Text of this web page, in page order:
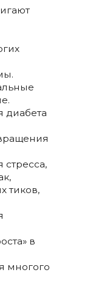
диабета
тиков,
в
многого